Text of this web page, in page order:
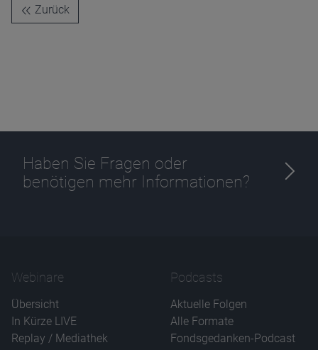
Zurück
Haben Sie Fragen oder
benötigen mehr Informationen?
Webinare
Übersicht
In Kürze LIVE
Replay / Mediathek
Podcasts
Aktuelle Folgen
Alle Formate
Fondsgedanken-Podcast